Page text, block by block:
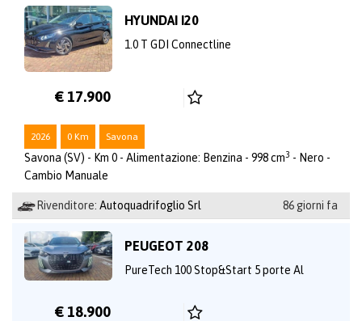
HYUNDAI I20
1.0 T GDI Connectline
€ 17.900
2026 0 Km Savona
Savona (SV) - Km 0 - Alimentazione: Benzina - 998 cm3 - Nero -
Cambio Manuale
Rivenditore: Autoquadrifoglio Srl 86 giorni fa
PEUGEOT 208
PureTech 100 Stop&Start 5 porte Al
€ 18.900